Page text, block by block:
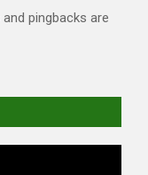
and pingbacks are